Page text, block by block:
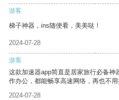
游客
梯子神器，ins随便看，美美哒！
2024-07-28
游客
这款加速器app简直是居家旅行必备
作办公，都能畅享高速网络，再也不用
2024-07-28